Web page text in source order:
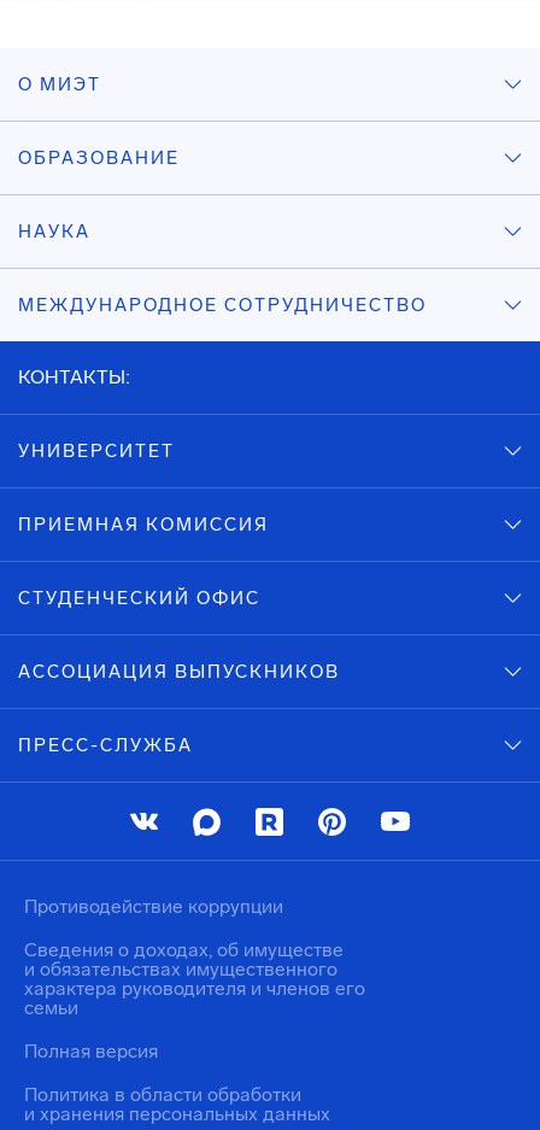
О МИЭТ
ОБРАЗОВАНИЕ
НАУКА
МЕЖДУНАРОДНОЕ СОТРУДНИЧЕСТВО
КОНТАКТЫ:
УНИВЕРСИТЕТ
ПРИЕМНАЯ КОМИССИЯ
СТУДЕНЧЕСКИЙ ОФИС
АССОЦИАЦИЯ ВЫПУСКНИКОВ
ПРЕСС-СЛУЖБА
Политика в области обработки
и хранения персональных данных
Противодействие коррупции
Сведения о доходах, об имуществе
и обязательствах имущественного
характера руководителя и членов его
семьи
Полная версия